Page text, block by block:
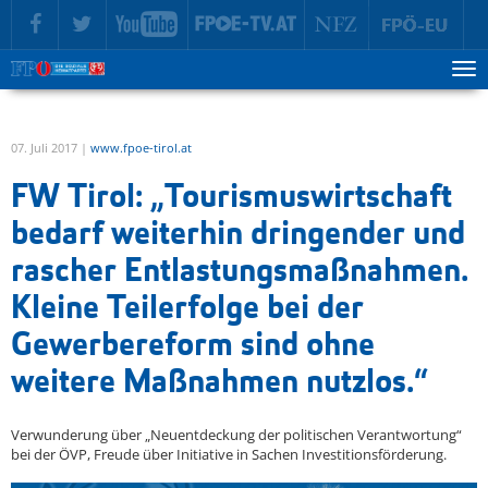
zur Hauptnavigation springen
zum Inhalt springen
07. Juli 2017 | www.fpoe-tirol.at
FW Tirol: „Tourismuswirtschaft
bedarf weiterhin dringender und
rascher Entlastungsmaßnahmen.
Kleine Teilerfolge bei der
Gewerbereform sind ohne
weitere Maßnahmen nutzlos.“
Verwunderung über „Neuentdeckung der politischen Verantwortung“
bei der ÖVP, Freude über Initiative in Sachen Investitionsförderung.